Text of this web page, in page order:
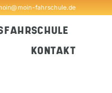
fahrschule.de
KONTAKT